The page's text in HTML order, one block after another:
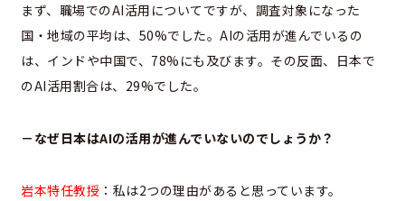
まず、職場でのAI活用についてですが、調査対象になった
国・地域の平均は、50%でした。AIの活用が進んでいるの
は、インドや中国で、78%にも及びます。その反面、日本で
のAI活用割合は、29%でした。
－なぜ日本はAIの活用が進んでいないのでしょうか？
岩本特任教授 ：私は2つの理由があると思っています。